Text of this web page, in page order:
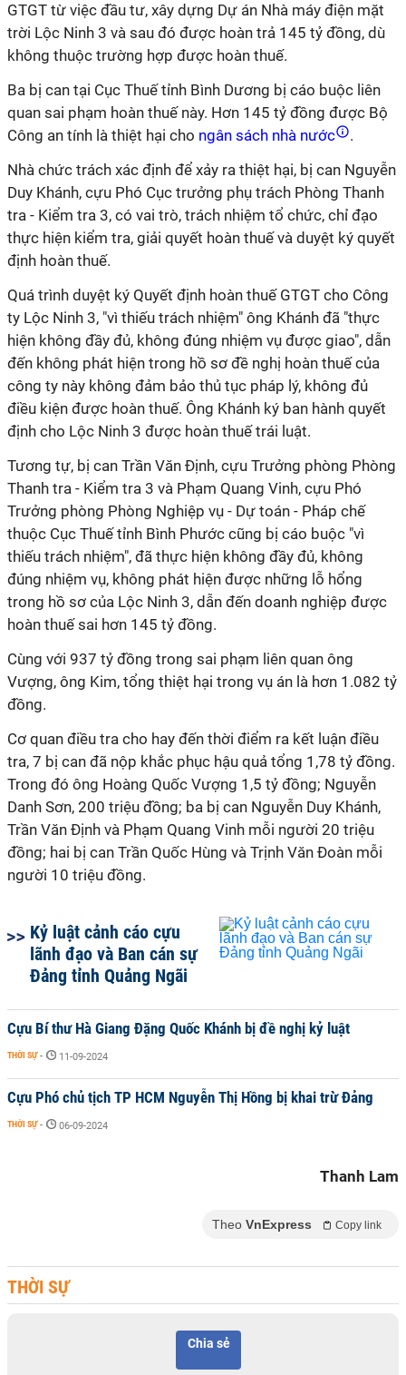
GTGT từ việc đầu tư, xây dựng Dự án Nhà máy điện mặt
trời Lộc Ninh 3 và sau đó được hoàn trả 145 tỷ đồng, dù
không thuộc trường hợp được hoàn thuế.
Ba bị can tại Cục Thuế tỉnh Bình Dương bị cáo buộc liên
quan sai phạm hoàn thuế này. Hơn 145 tỷ đồng được Bộ
Công an tính là thiệt hại cho ngân sách nhà nước
.
Nhà chức trách xác định để xảy ra thiệt hại, bị can Nguyễn
Duy Khánh, cựu Phó Cục trưởng phụ trách Phòng Thanh
tra - Kiểm tra 3, có vai trò, trách nhiệm tổ chức, chỉ đạo
thực hiện kiểm tra, giải quyết hoàn thuế và duyệt ký quyết
định hoàn thuế.
Quá trình duyệt ký Quyết định hoàn thuế GTGT cho Công
ty Lộc Ninh 3, "vì thiếu trách nhiệm" ông Khánh đã "thực
hiện không đầy đủ, không đúng nhiệm vụ được giao", dẫn
đến không phát hiện trong hồ sơ đề nghị hoàn thuế của
công ty này không đảm bảo thủ tục pháp lý, không đủ
điều kiện được hoàn thuế. Ông Khánh ký ban hành quyết
định cho Lộc Ninh 3 được hoàn thuế trái luật.
Tương tự, bị can Trần Văn Định, cựu Trưởng phòng Phòng
Thanh tra - Kiểm tra 3 và Phạm Quang Vinh, cựu Phó
Trưởng phòng Phòng Nghiệp vụ - Dự toán - Pháp chế
thuộc Cục Thuế tỉnh Bình Phước cũng bị cáo buộc "vì
thiếu trách nhiệm", đã thực hiện không đầy đủ, không
đúng nhiệm vụ, không phát hiện được những lỗ hổng
trong hồ sơ của Lộc Ninh 3, dẫn đến doanh nghiệp được
hoàn thuế sai hơn 145 tỷ đồng.
Cùng với 937 tỷ đồng trong sai phạm liên quan ông
Vượng, ông Kim, tổng thiệt hại trong vụ án là hơn 1.082 tỷ
đồng.
Cơ quan điều tra cho hay đến thời điểm ra kết luận điều
tra, 7 bị can đã nộp khắc phục hậu quả tổng 1,78 tỷ đồng.
Trong đó ông Hoàng Quốc Vượng 1,5 tỷ đồng; Nguyễn
Danh Sơn, 200 triệu đồng; ba bị can Nguyễn Duy Khánh,
Trần Văn Định và Phạm Quang Vinh mỗi người 20 triệu
đồng; hai bị can Trần Quốc Hùng và Trịnh Văn Đoàn mỗi
người 10 triệu đồng.
Kỷ luật cảnh cáo cựu
lãnh đạo và Ban cán sự
Đảng tỉnh Quảng Ngãi
Cựu Bí thư Hà Giang Đặng Quốc Khánh bị đề nghị kỷ luật
THỜI SỰ - 11-09-2024
Cựu Phó chủ tịch TP HCM Nguyễn Thị Hồng bị khai trừ Đảng
THỜI SỰ - 06-09-2024
Thanh Lam
Theo VnExpress Copy link
THỜI SỰ
Chia sẻ